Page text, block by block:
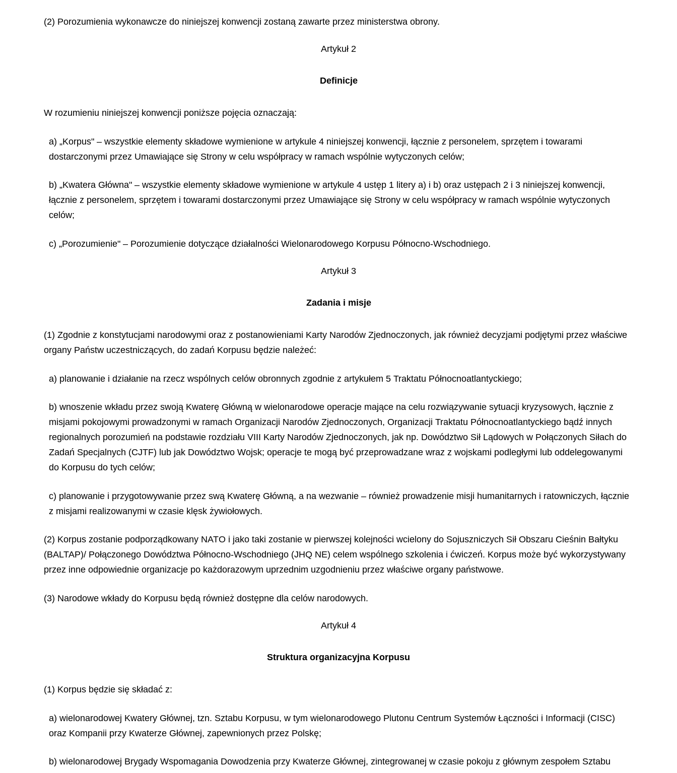
(2) Porozumienia wykonawcze do niniejszej konwencji zostaną zawarte przez ministerstwa obrony.
Artykuł 2
Definicje
W rozumieniu niniejszej konwencji poniższe pojęcia oznaczają:
a) „Korpus" – wszystkie elementy składowe wymienione w artykule 4 niniejszej konwencji, łącznie z personelem, sprzętem i towarami
dostarczonymi przez Umawiające się Strony w celu współpracy w ramach wspólnie wytyczonych celów;
b) „Kwatera Główna" – wszystkie elementy składowe wymienione w artykule 4 ustęp 1 litery a) i b) oraz ustępach 2 i 3 niniejszej konwencji,
łącznie z personelem, sprzętem i towarami dostarczonymi przez Umawiające się Strony w celu współpracy w ramach wspólnie wytyczonych
celów;
c) „Porozumienie" – Porozumienie dotyczące działalności Wielonarodowego Korpusu Północno-Wschodniego.
Artykuł 3
Zadania i misje
(1) Zgodnie z konstytucjami narodowymi oraz z postanowieniami Karty Narodów Zjednoczonych, jak również decyzjami podjętymi przez właściwe
organy Państw uczestniczących, do zadań Korpusu będzie należeć:
a) planowanie i działanie na rzecz wspólnych celów obronnych zgodnie z artykułem 5 Traktatu Północnoatlantyckiego;
b) wnoszenie wkładu przez swoją Kwaterę Główną w wielonarodowe operacje mające na celu rozwiązywanie sytuacji kryzysowych, łącznie z
misjami pokojowymi prowadzonymi w ramach Organizacji Narodów Zjednoczonych, Organizacji Traktatu Północnoatlantyckiego bądź innych
regionalnych porozumień na podstawie rozdziału VIII Karty Narodów Zjednoczonych, jak np. Dowództwo Sił Lądowych w Połączonych Siłach do
Zadań Specjalnych (CJTF) lub jak Dowództwo Wojsk; operacje te mogą być przeprowadzane wraz z wojskami podległymi lub oddelegowanymi
do Korpusu do tych celów;
c) planowanie i przygotowywanie przez swą Kwaterę Główną, a na wezwanie – również prowadzenie misji humanitarnych i ratowniczych, łącznie
z misjami realizowanymi w czasie klęsk żywiołowych.
(2) Korpus zostanie podporządkowany NATO i jako taki zostanie w pierwszej kolejności wcielony do Sojuszniczych Sił Obszaru Cieśnin Bałtyku
(BALTAP)/ Połączonego Dowództwa Północno-Wschodniego (JHQ NE) celem wspólnego szkolenia i ćwiczeń. Korpus może być wykorzystywany
przez inne odpowiednie organizacje po każdorazowym uprzednim uzgodnieniu przez właściwe organy państwowe.
(3) Narodowe wkłady do Korpusu będą również dostępne dla celów narodowych.
Artykuł 4
Struktura organizacyjna Korpusu
(1) Korpus będzie się składać z:
a) wielonarodowej Kwatery Głównej, tzn. Sztabu Korpusu, w tym wielonarodowego Plutonu Centrum Systemów Łączności i Informacji (CISC)
oraz Kompanii przy Kwaterze Głównej, zapewnionych przez Polskę;
b) wielonarodowej Brygady Wspomagania Dowodzenia przy Kwaterze Głównej, zintegrowanej w czasie pokoju z głównym zespołem Sztabu